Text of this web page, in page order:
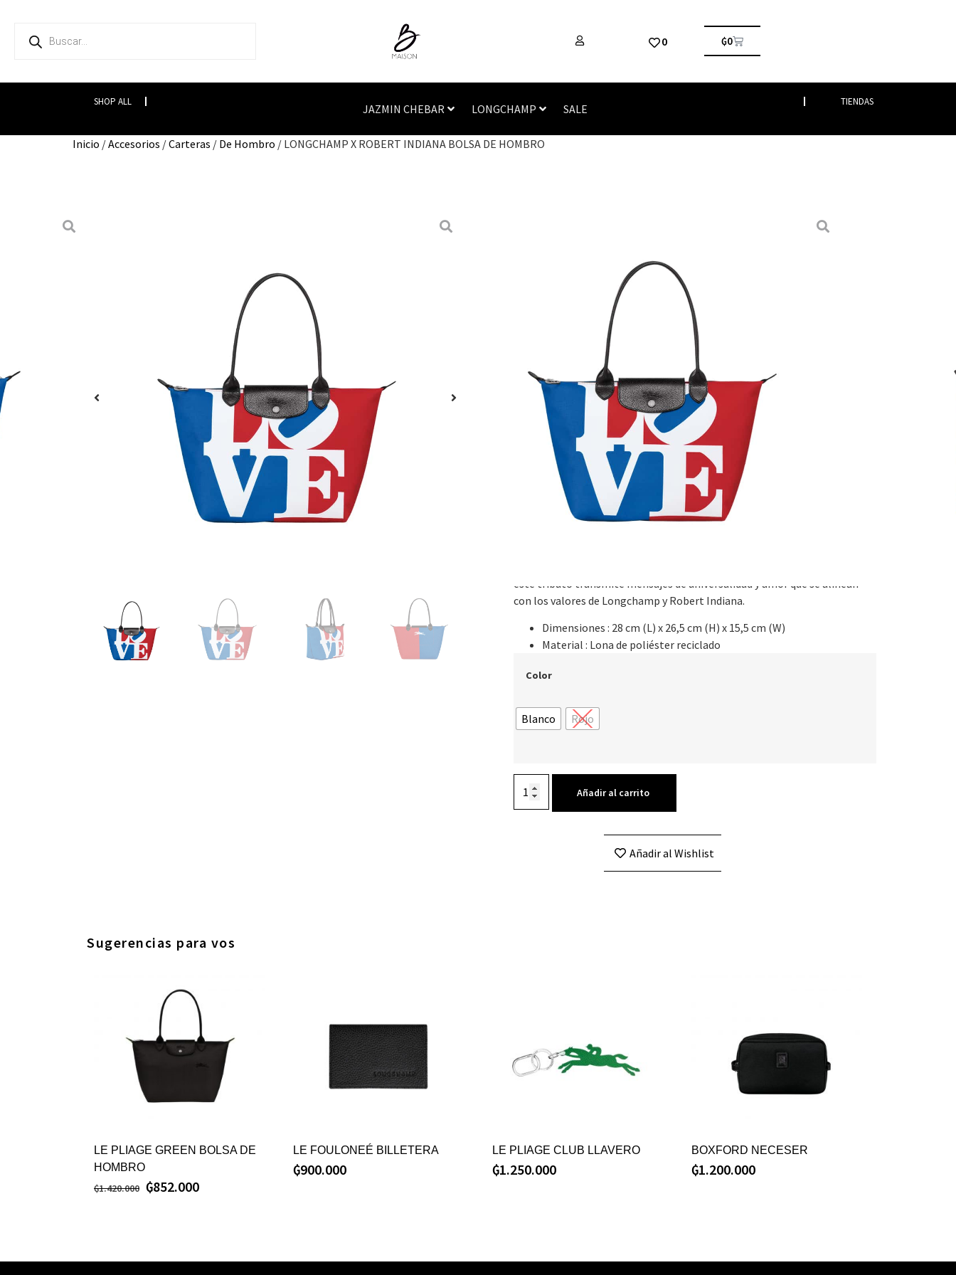
0 ₲0
SHOP ALL
JAZMIN CHEBAR LONGCHAMP SALE
TIENDAS
Inicio /Accesorios /Carteras / De Hombro / LONGCHAMP X ROBERT INDIANA BOLSA DE HOMBRO
/ LONGCHAMP X ROBERT
LONGCHAMP X ROBERT INDIANA BOLSA
DE HOMBRO
Accesorios Carteras,
2.950.000 1.770.000
Sumérgete en el mundo de Longchamp x Robert Indiana y descubre la
colección más simbólica de esta temporada. El artista estadounidense,
figura destacada del movimiento pop art de los años 60, es el creador de la
famosa obra de arte LOVE, que se distingue por su «O» inclinada, que se
puede ver en ciudades de todo el mundo. Impulsadas por el simbolismo de
números, letras y signos, las obras más emblemáticas del artista están
representadas vívidamente en el icónico lienzo Le Pliage en varios
modelos. Con un espíritu moderno y audaz, esta colección extraordinaria y
este tributo transmite mensajes de universalidad y amor que se alinean
con los valores de Longchamp y Robert Indiana.
Dimensiones : 28 cm (L) x 26,5 cm (H) x 15,5 cm (W)
Material : Lona de poliéster reciclado
Color
Blanco Rojo
Añadir al carrito
Añadir al Wishlist
Sugerencias para vos
LE PLIAGE GREEN BOLSA DE
HOMBRO
₲1.420.000 ₲852.000
LE FOULONEÉ BILLETERA
₲900.000
LE PLIAGE CLUB LLAVERO
₲1.250.000
BOXFORD NECESER
₲1.200.000